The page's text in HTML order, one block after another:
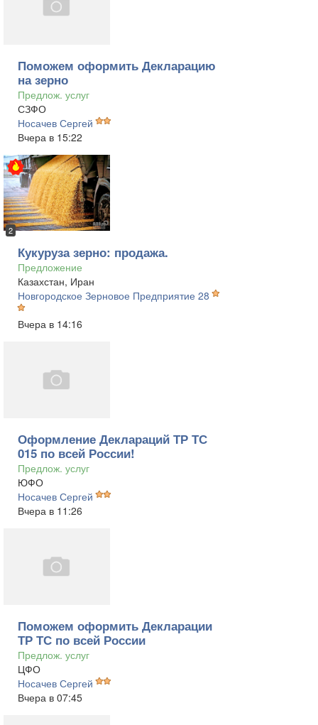
Поможем оформить Декларацию
на зерно
Предлож. услуг
СЗФО
Носачев Сергей
Вчера в 15:22
2
Кукуруза зерно: продажа.
Предложение
Казахстан, Иран
Новгородское Зерновое Предприятие 28
Вчера в 14:16
Оформление Деклараций ТР ТС
015 по всей России!
Предлож. услуг
ЮФО
Носачев Сергей
Вчера в 11:26
Поможем оформить Декларации
ТР ТС по всей России
Предлож. услуг
ЦФО
Носачев Сергей
Вчера в 07:45